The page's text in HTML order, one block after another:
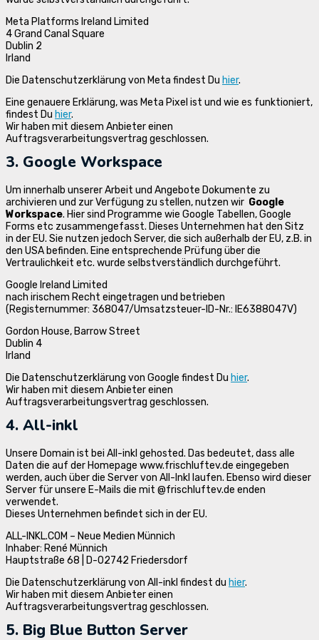
Meta Platforms Ireland Limited
4 Grand Canal Square
Dublin 2
Irland
Die Datenschutzerklärung von Meta findest Du hier.
Eine genauere Erklärung, was Meta Pixel ist und wie es funktioniert,
findest Du hier.
Wir haben mit diesem Anbieter einen
Auftragsverarbeitungsvertrag geschlossen.
3. Google Workspace
Um innerhalb unserer Arbeit und Angebote Dokumente zu
archivieren und zur Verfügung zu stellen, nutzen wir Google
Workspace. Hier sind Programme wie Google Tabellen, Google
Forms etc zusammengefasst. Dieses Unternehmen hat den Sitz
in der EU. Sie nutzen jedoch Server, die sich außerhalb der EU, z.B. in
den USA befinden. Eine entsprechende Prüfung über die
Vertraulichkeit etc. wurde selbstverständlich durchgeführt.
Google Ireland Limited
nach irischem Recht eingetragen und betrieben
(Registernummer: 368047/Umsatzsteuer-ID-Nr.: IE6388047V)
Gordon House, Barrow Street
Dublin 4
Irland
Die Datenschutzerklärung von Google findest Du hier.
Wir haben mit diesem Anbieter einen
Auftragsverarbeitungsvertrag geschlossen.
4. All-inkl
Unsere Domain ist bei All-inkl gehosted. Das bedeutet, dass alle
Daten die auf der Homepage www.frischluftev.de eingegeben
werden, auch über die Server von All-Inkl laufen. Ebenso wird dieser
Server für unsere E-Mails die mit @frischluftev.de enden
verwendet.
Dieses Unternehmen befindet sich in der EU.
ALL-INKL.COM – Neue Medien Münnich
Inhaber: René Münnich
Hauptstraße 68 | D-02742 Friedersdorf
Die Datenschutzerklärung von All-inkl findest du hier.
Wir haben mit diesem Anbieter einen
Auftragsverarbeitungsvertrag geschlossen.
5. Big Blue Button Server